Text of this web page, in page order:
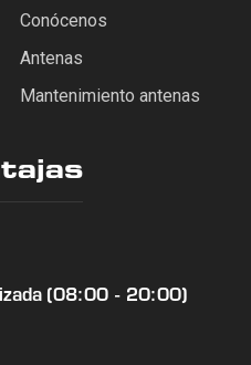
Conócenos
Antenas
Mantenimiento antenas
(08:00 - 20:00)